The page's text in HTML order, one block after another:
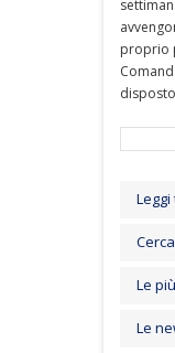
proprio
Le
Le